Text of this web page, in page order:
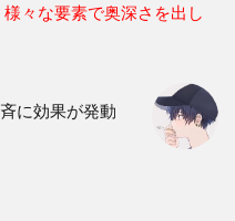
々な要素で奥深さを出し
に効果が発動